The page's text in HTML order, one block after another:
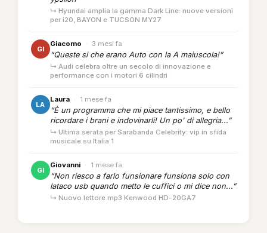
↳ Hyundai amplia la gamma Dark Line: nuove versioni
per i20, BAYON e TUCSON MY27
GI
Giacomo · 3 mesi fa
“Queste si che erano Auto con la A maiuscola!”
↳ Audi celebra oltre un secolo di innovazione e
performance con i motori 6 cilindri
LA
Laura · 1 mese fa
“È un programma che mi piace tantissimo, e bello
ricordare i brani e indovinarli! Un po' di allegria...”
↳ Ultima serata per Sarabanda Celebrity: vip in sfida
musicale su Italia 1
GI
Giovanni · 1 mese fa
“Non riesco a farlo funsionare funsiona solo con
lataco usb quando metto le cuffici o mi dice non...”
↳ Nuovo lettore mp3 Kenwood HD-20GA7